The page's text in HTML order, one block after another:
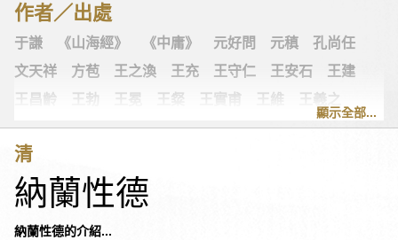
作者／出處
于謙 《山海經》 《中庸》 元好問 元稹
孔尚任
文天祥
方苞 王之渙 王充 王守仁 王安石
王建
王昌齡
王勃 王冕 王粲 王實甫 王維
王羲之
王翰
王觀 王讜 古詩十九首 古歌謠
史可法
司空圖
《左傳》
白居易 白樸
朱敦儒
朱慶餘 朱熹
顯示全部...
清
納蘭性德
納蘭性德的介紹...